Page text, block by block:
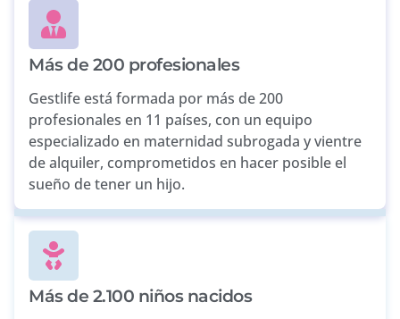
Más de 200 profesionales
Gestlife está formada por más de 200
profesionales en 11 países, con un equipo
especializado en maternidad subrogada y vientre
de alquiler, comprometidos en hacer posible el
sueño de tener un hijo.
Más de 2.100 niños nacidos